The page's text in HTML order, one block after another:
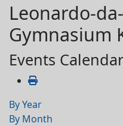
Leonardo-
Gymnasium
Events Calendar
By Year
By Month